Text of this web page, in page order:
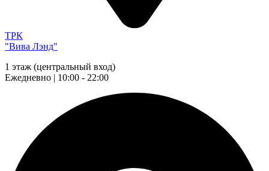
ТРК
"Вива Лэнд"
1 этаж (центральный вход)
Ежедневно | 10:00 - 22:00